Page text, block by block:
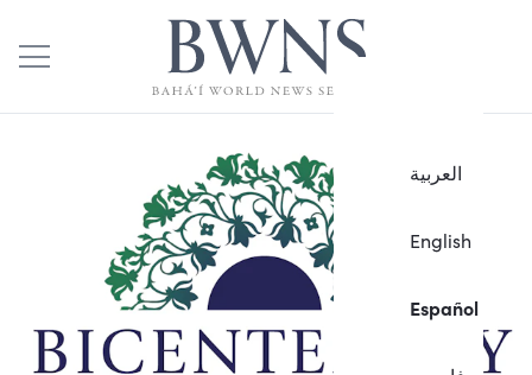
العربية
English
Español